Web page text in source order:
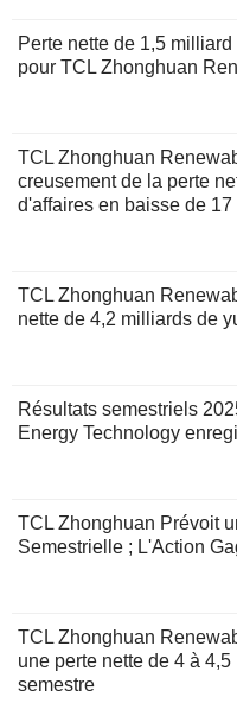
Perte nette de 1,5
pour TCL Zhonghuan
TCL Zhonghuan
creusement de la perte
d'affaires en baisse de 17
TCL Zhonghuan
nette de 4,2 milliards de
Résultats semestriels
Energy Technology
TCL Zhonghuan Prévoit
Semestrielle ; L'Action
TCL Zhonghuan
une perte nette de 4 à
semestre